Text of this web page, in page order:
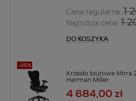
Cena regularna: 1
Najniższa cena: 1
DO KOSZYKA
Krzesło biurowe Mirra
Herman Miller
4 684,00 zł